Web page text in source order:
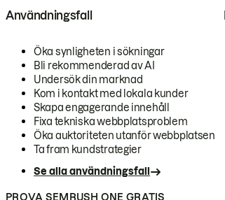
Användningsfall
Öka synligheten i sökningar
Bli rekommenderad av AI
Undersök din marknad
Kom i kontakt med lokala kunder
Skapa engagerande innehåll
Fixa tekniska webbplatsproblem
Öka auktoriteten utanför webbplatsen
Ta fram kundstrategier
Se alla användningsfall
PROVA SEMRUSH ONE GRATIS